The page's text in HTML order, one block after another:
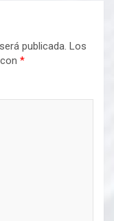
publicada. Los
*